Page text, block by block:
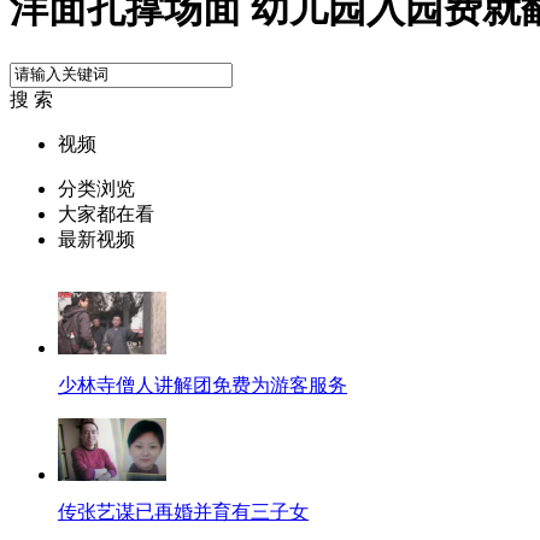
洋面孔撑场面 幼儿园入园费就
搜 索
视频
分类浏览
大家都在看
最新视频
少林寺僧人讲解团免费为游客服务
传张艺谋已再婚并育有三子女